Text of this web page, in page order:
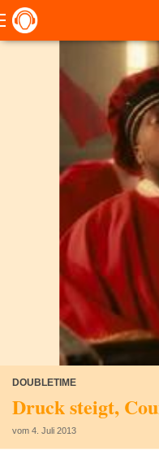
DOUBLETIME
Druck steigt,
vom 4. Juli 2013